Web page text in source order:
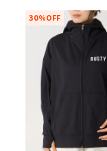
30%OFF